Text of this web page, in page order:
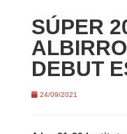
SÚPER
DEBUT
24/09/2021